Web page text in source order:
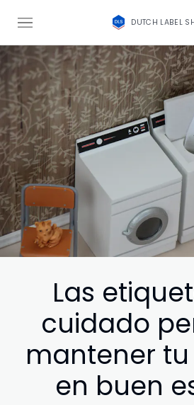
DUTCH LABEL
Las
cuidado
mantener
en buen